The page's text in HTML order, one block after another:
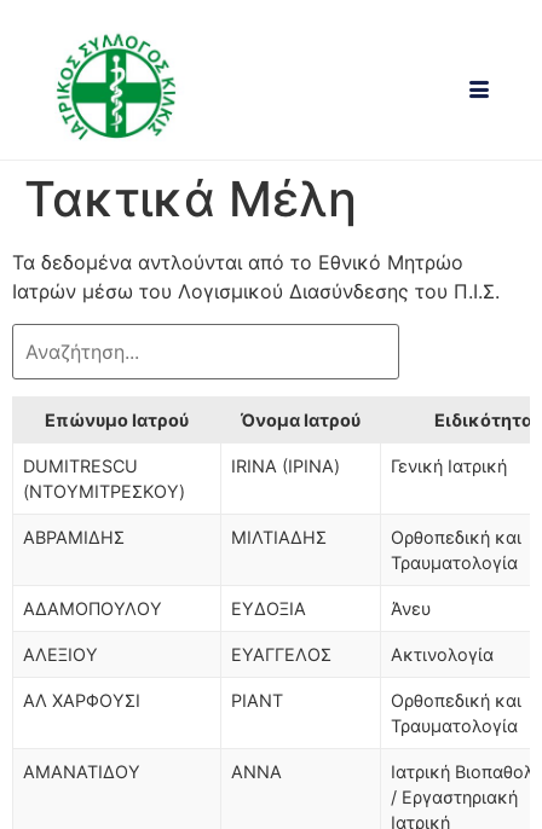
Τακτικά Μέλη
Τα δεδομένα αντλούνται από το Εθνικό Μητρώο
Ιατρών μέσω του Λογισμικού Διασύνδεσης του Π.Ι.Σ.
Επώνυμο Ιατρού Όνομα Ιατρού Ειδικότητα
DUMITRESCU
(ΝΤΟΥΜΙΤΡΕΣΚΟΥ)
IRINA (ΙΡΙΝΑ) Γενική Ιατρική
ΑΒΡΑΜΙΔΗΣ ΜΙΛΤΙΑΔΗΣ
Ορθοπεδική και
Τραυματολογία
ΑΔΑΜΟΠΟΥΛΟΥ ΕΥΔΟΞΙΑ Άνευ
ΑΛΕΞΙΟΥ ΕΥΑΓΓΕΛΟΣ Ακτινολογία
ΑΛ ΧΑΡΦΟΥΣΙ ΡΙΑΝΤ
Ορθοπεδική και
Τραυματολογία
ΑΜΑΝΑΤΙΔΟΥ ΑΝΝΑ
Ιατρική
/ Εργαστηριακή
Ιατρική